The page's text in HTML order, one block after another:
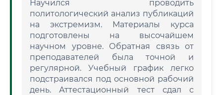
Научился проводить
политологический анализ публикаций
на экстремизм. Материалы курса
подготовлены на высочайшем
научном уровне. Обратная связь от
преподавателей была точной и
регулярной. Учебный график легко
подстраивался под основной рабочий
день. Аттестационный тест сдал с